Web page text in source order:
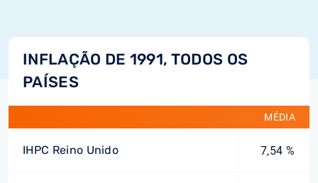
INFLAÇÃO DE 1991, TODOS OS
PAÍSES
MÉDIA
IHPC Reino Unido 7,54 %